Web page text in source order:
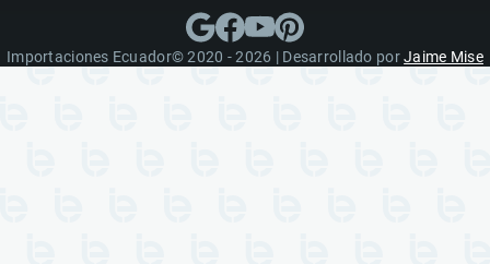
Importaciones Ecuador© 2020 - 2026 | Desarrollado porJaime Mise